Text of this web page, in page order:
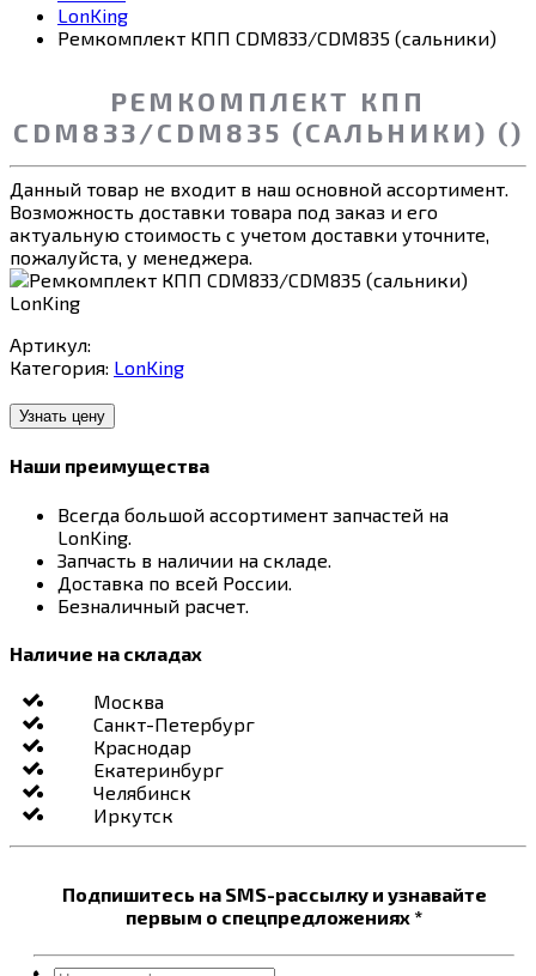
LonKing
Ремкомплект КПП CDM833/CDM835 (сальники)
РЕМКОМПЛЕКТ КПП
CDM833/CDM835 (САЛЬНИКИ) ()
Данный товар не входит в наш основной ассортимент.
Возможность доставки товара под заказ и его
актуальную стоимость с учетом доставки уточните,
пожалуйста, у менеджера.
Артикул:
Категория: LonKing
Узнать цену
Наши преимущества
Всегда большой ассортимент запчастей на
LonKing.
Запчасть в наличии на складе.
Доставка по всей России.
Безналичный расчет.
Наличие на складах
Москва
Санкт-Петербург
Краснодар
Екатеринбург
Челябинск
Иркутск
Подпишитесь на SMS-рассылку и узнавайте
первым о спецпредложениях *